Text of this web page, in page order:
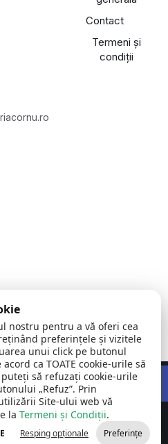
Contact
Termeni și
condiții
Comuna Cornu
| Județul
Prahova
©
2026
Toate
drepturile
rezervate
Relații Publice SRL
nostru pentru a vă oferi cea
preferințele și vizitele
unui click pe butonul
ca TOATE cookie-urile să
să refuzați cookie-urile
„Refuz”. Prin
Site-ului web vă
la Termeni și Condiții.
Resping opționale Preferințe